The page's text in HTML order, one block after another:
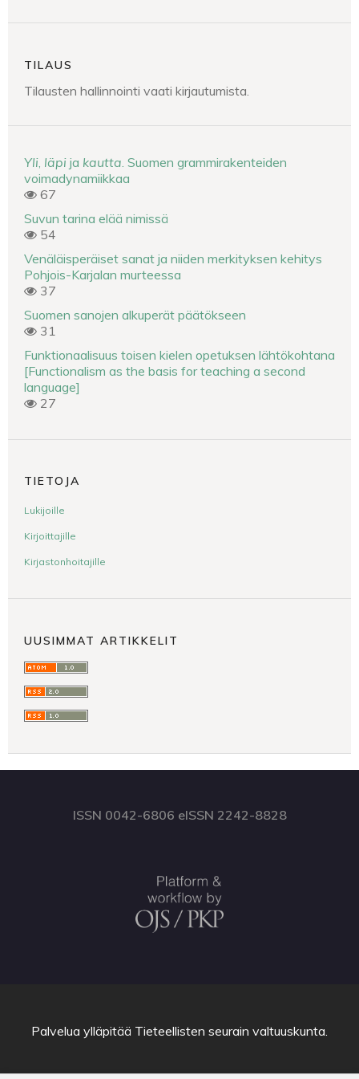
TILAUS
Tilausten hallinnointi vaati kirjautumista.
Yli läpi ja kautta . Suomen grammirakenteiden
voimadynamiikkaa
67
Suvun tarina elää nimissä
54
Venäläisperäiset sanat ja niiden merkityksen kehitys
Pohjois-Karjalan murteessa
37
Suomen sanojen alkuperät päätökseen
31
Funktionaalisuus toisen kielen opetuksen lähtökohtana
[Functionalism as the basis for teaching a second
language]
27
TIETOJA
Lukijoille
Kirjoittajille
Kirjastonhoitajille
UUSIMMAT ARTIKKELIT
ISSN 0042-6806 eISSN 2242-8828
Palvelua ylläpitää Tieteellisten seurain valtuuskunta.